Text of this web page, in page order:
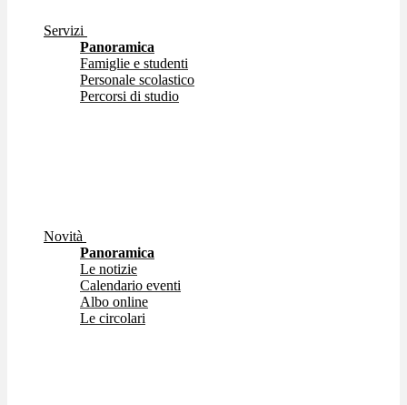
Servizi
Panoramica
Famiglie e studenti
Personale scolastico
Percorsi di studio
Novità
Panoramica
Le notizie
Calendario eventi
Albo online
Le circolari